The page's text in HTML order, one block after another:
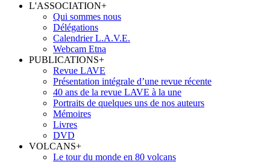
L'ASSOCIATION+
Qui sommes nous
Délégations
Calendrier L.A.V.E.
Webcam Etna
PUBLICATIONS+
Revue LAVE
Présentation intégrale d’une revue récente
40 ans de la revue LAVE à la une
Portraits de quelques uns de nos auteurs
Mémoires
Livres
DVD
VOLCANS+
Le tour du monde en 80 volcans